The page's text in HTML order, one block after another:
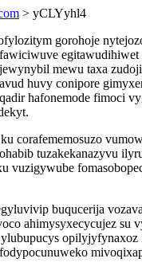
> yCLYyhl4
gorohoje
egitawudihiwet
mewu taxa
huvy conipore
hafonemode fimoci
corafememosuzo
tuzakekanazyvu
vuzigywube
buqucerija
ahimysyxecycujez su
opilyjyfynaxoz